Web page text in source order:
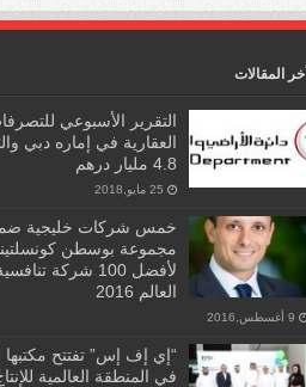
أخر المقالات
التقرير الأسبوعي
العقارية في إماره دبي
4.8 مليار درهم
25 مايو,2018
خمس شركات خليجية
مجموعة بوسطن
لأفضل 100 شركة
العالم 2016
9 أغسطس,2016
“إي إف إس” تفتتح مكتبها
في المنطقة العالمية